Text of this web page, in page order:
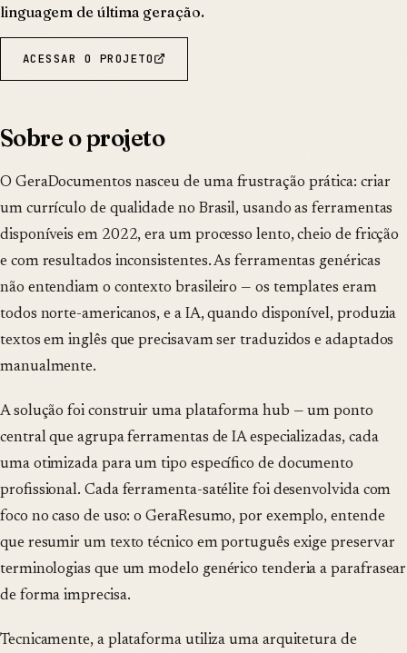
linguagem de última geração.
ACESSAR O PROJETO
Sobre o projeto
O GeraDocumentos nasceu de uma frustração prática: criar
um currículo de qualidade no Brasil, usando as ferramentas
disponíveis em 2022, era um processo lento, cheio de fricção
e com resultados inconsistentes. As ferramentas genéricas
não entendiam o contexto brasileiro — os templates eram
todos norte-americanos, e a IA, quando disponível, produzia
textos em inglês que precisavam ser traduzidos e adaptados
manualmente.
A solução foi construir uma plataforma hub — um ponto
central que agrupa ferramentas de IA especializadas, cada
uma otimizada para um tipo específico de documento
profissional. Cada ferramenta-satélite foi desenvolvida com
foco no caso de uso: o GeraResumo, por exemplo, entende
que resumir um texto técnico em português exige preservar
terminologias que um modelo genérico tenderia a parafrasear
de forma imprecisa.
Tecnicamente, a plataforma utiliza uma arquitetura de